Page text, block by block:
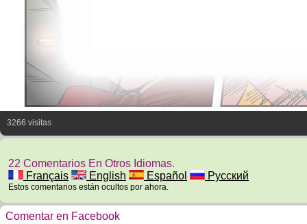
3266 visitas
22 Comentarios En Otros Idiomas.
Français
English Español Русский
Estos comentarios están ocultos por ahora.
Comentar en Facebook